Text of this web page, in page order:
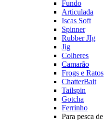
Fundo
Articulada
Iscas Soft
Spinner
Rubber JIg
Jig
Colheres
Camarão
Frogs e Ratos
ChatterBait
Tailspin
Gotcha
Ferrinho
Para pesca de